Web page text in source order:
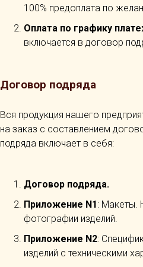
100% предоплата по
Оплата по графику
включается в договор
Договор подряда
Вся продукция нашего
на заказ с составлением
подряда включает в себя:
Договор подряда.
Приложение N1: Макеты.
фотографии изделий.
Приложение N2:
изделий с техническими